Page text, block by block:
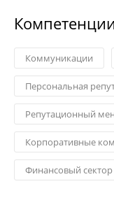
Коммуникации
Персональная
Репутационный
Корпоративные
Финансовый сектор